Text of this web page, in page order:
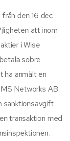
den 16 dec
att inom
i Wise
sobre
ha anmält en
Networks AB
sanktionsavgift
transaktion med